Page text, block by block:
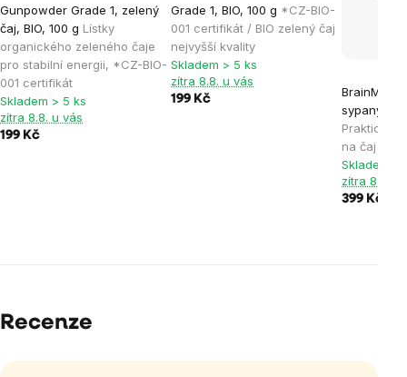
Gunpowder Grade 1, zelený
čaj, BIO, 100 g Lístky
organického zeleného čaje
pro stabilní energii, *CZ-BIO-
001 certifikát
Skladem > 5 ks
zítra 8.8. u vás
199 Kč
Grade 1, BIO, 100 g *CZ-BIO-
001 certifikát / BIO zelený čaj
nejvyšší kvality
Skladem > 5 ks
zítra 8.8. u vás
199 Kč
BrainMax
sypaný čaj
Praktická
na čaj z
Skladem >
zítra 8.8. u
399 Kč
Recenze